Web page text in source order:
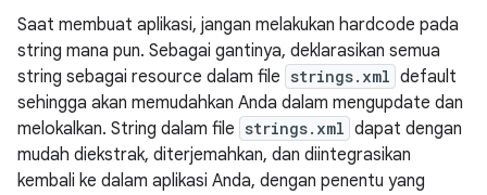
Saat membuat aplikasi, jangan melakukan hardcode pada
string mana pun. Sebagai gantinya, deklarasikan semua
string sebagai resource dalam file strings.xml default
sehingga akan memudahkan Anda dalam mengupdate dan
melokalkan. String dalam file strings.xml dapat dengan
mudah diekstrak, diterjemahkan, dan diintegrasikan
kembali ke dalam aplikasi Anda, dengan penentu yang